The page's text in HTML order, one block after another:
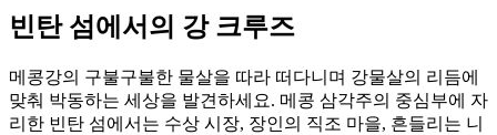
빈탄 섬에서의 강 크루즈
메콩강의 구불구불한 물살을 따라 떠다니며 강물살의 리듬에
맞춰 박동하는 세상을 발견하세요. 메콩 삼각주의 중심부에 자
리한 빈탄 섬에서는 수상 시장, 장인의 직조 마을, 흔들리는 니